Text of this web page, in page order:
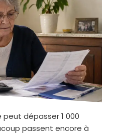
dépasser 1 000
passent encore à